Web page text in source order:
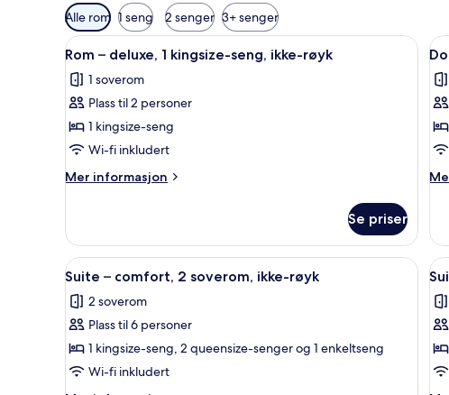
Tilgjengelige
filtre
for
rom
Alle rom 1 seng 2 senger 3+ senger
Åpne
alle
bildene
av
Rom
–
deluxe,
1
seng,
ikke-
røyk
Rom – deluxe, 1 kingsize-seng, ikke-
9
Rom – deluxe, 1 kingsize-seng, ikke-røyk
1 soverom
Plass til 2 personer
1 kingsize-seng
Wi-fi inkludert
Mer informasjon
Mer
–
deluxe,
1
seng,
ikke-
Se priser
av
–
2
–
2
Åpne
alle
bildene
av
Suite
–
comfort,
Suite – comfort, 2 soverom, ikke-røyk
9
Suite – comfort, 2 soverom, ikke-røyk
2 soverom
Plass til 6 personer
1 kingsize-seng, 2 queensize-senger og 1 enkeltseng
Wi-fi inkludert
av
–